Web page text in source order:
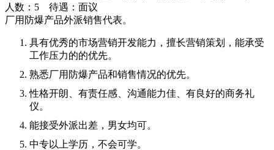
人数：5 待遇：面议
厂用防爆产品外派销售代表。
具有优秀的市场营销开发能力，擅长营销策划，能承受
工作压力的的优先。
熟悉厂用防爆产品和销售情况的优先。
性格开朗、有责任感、沟通能力佳、有良好的商务礼
仪。
能接受外派出差，男女均可。
中专以上学历，不会可学。